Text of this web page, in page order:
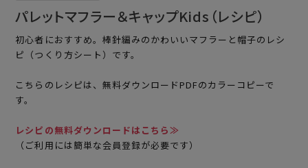
パレットマフラー＆キャップKids（レシピ）
初心者におすすめ。棒針編みのかわいいマフラーと帽子のレシ
ピ（つくり方シート）です。
こちらのレシピは、無料ダウンロードPDFのカラーコピーで
す。
レシピの無料ダウンロードはこちら≫
（ご利用には簡単な会員登録が必要です）